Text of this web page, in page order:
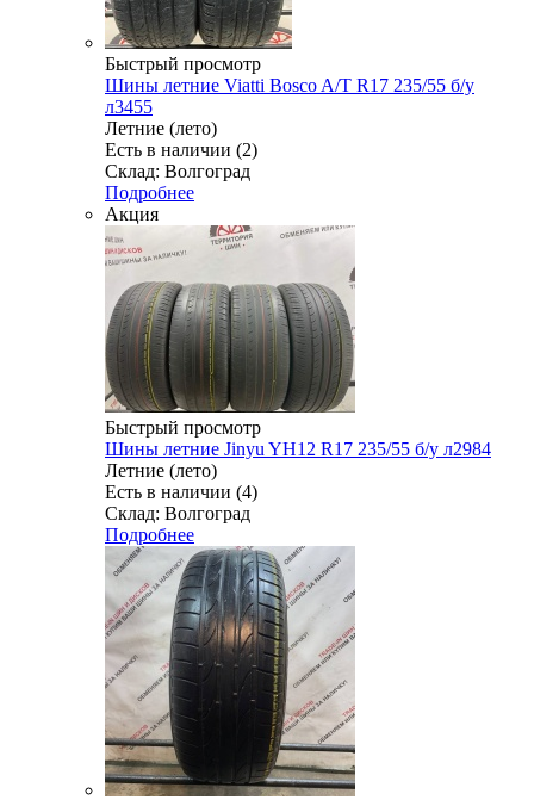
Быстрый просмотр
Шины летние Viatti Bosco A/T R17 235/55 б/у
л3455
Летние (лето)
Есть в наличии (2)
Склад: Волгоград
Подробнее
Акция
Быстрый просмотр
Шины летние Jinyu YH12 R17 235/55 б/у л2984
Летние (лето)
Есть в наличии (4)
Склад: Волгоград
Подробнее